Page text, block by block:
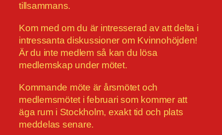
tillsammans.
Kom med om du är intresserad av att delta i
intressanta diskussioner om Kvinnohöjden!
Är du inte medlem så kan du lösa
medlemskap under mötet.
Kommande möte är årsmötet och
medlemsmötet i februari som kommer att
äga rum i Stockholm, exakt tid och plats
meddelas senare.